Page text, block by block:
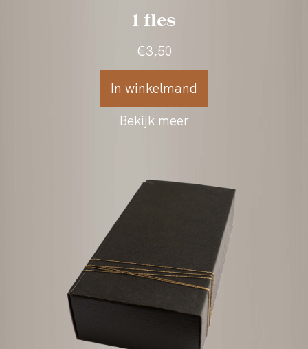
3 flessen
€12,00
In winkelmand
Bekijk meer